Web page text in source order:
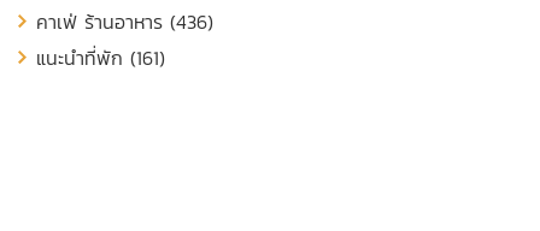
คาเฟ่ ร้านอาหาร (436)
แนะนำที่พัก (161)